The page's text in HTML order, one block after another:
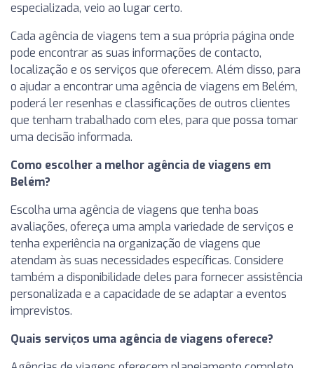
especializada, veio ao lugar certo.
Cada agência de viagens tem a sua própria página onde
pode encontrar as suas informações de contacto,
localização e os serviços que oferecem. Além disso, para
o ajudar a encontrar uma agência de viagens em Belém,
poderá ler resenhas e classificações de outros clientes
que tenham trabalhado com eles, para que possa tomar
uma decisão informada.
Como escolher a melhor agência de viagens em
Belém?
Escolha uma agência de viagens que tenha boas
avaliações, ofereça uma ampla variedade de serviços e
tenha experiência na organização de viagens que
atendam às suas necessidades específicas. Considere
também a disponibilidade deles para fornecer assistência
personalizada e a capacidade de se adaptar a eventos
imprevistos.
Quais serviços uma agência de viagens oferece?